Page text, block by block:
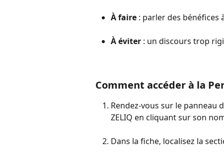
À faire : parler des bénéfices
À éviter : un discours trop
Comment accéder à la
Rendez-vous sur le
ZELIQ en cliquant sur son
Dans la fiche, localisez la